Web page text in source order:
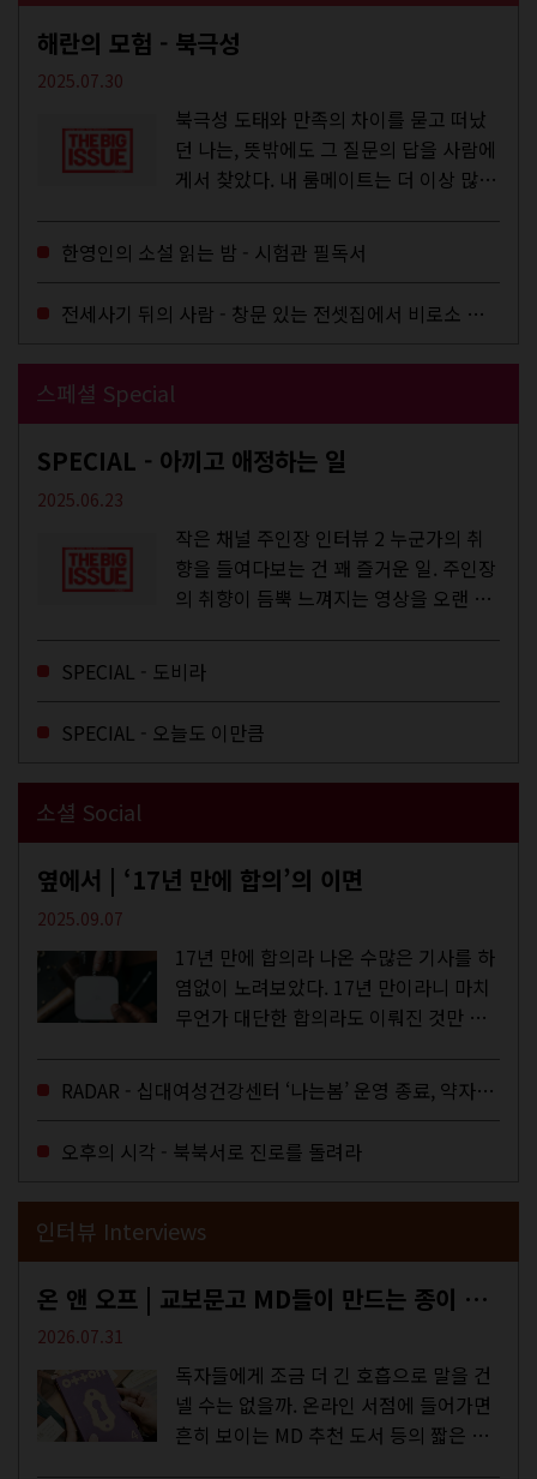
해란의 모험 - 북극성
2025.07.30
북극성 도태와 만족의 차이를 묻고 떠났
던 나는, 뜻밖에도 그 질문의 답을 사람에
게서 찾았다. 내 룸메이트는 더 이상 많은
한영인의 소설 읽는 밤 - 시험관 필독서
전세사기 뒤의 사람 - 창문 있는 전셋집에서 비로소 겨울 이불을 샀다
스페셜 Special
SPECIAL - 아끼고 애정하는 일
2025.06.23
작은 채널 주인장 인터뷰 2 누군가의 취
향을 들여다보는 건 꽤 즐거운 일. 주인장
의 취향이 듬뿍 느껴지는 영상을 오랜 시
에 스며드는 경험을 하기도 한다. 좀처럼
듣지 않던 장르의 노래를...
SPECIAL - 도비라
SPECIAL - 오늘도 이만큼
소셜 Social
옆에서 | ‘17년 만에 합의’의 이면
2025.09.07
17년 만에 합의라 나온 수많은 기사를 하
염없이 노려보았다. 17년 만이라니 마치
무언가 대단한 합의라도 이뤄진 것만 같
을 결정하는 심의기구인 최저임금위원회
에 대한 소식을 전하는 기사였는데,...
RADAR - 십대여성건강센터 ‘나는봄’ 운영 종료, 약자로부터 멀어지는 도시
오후의 시각 - 북북서로 진로를 돌려라
인터뷰 Interviews
온 앤 오프 | 교보문고 MD들이 만드는 종이 잡지 <어떤>
2026.07.31
독자들에게 조금 더 긴 호흡으로 말을 건
넬 수는 없을까. 온라인 서점에 들어가면
흔히 보이는 MD 추천 도서 등의 짧은 문